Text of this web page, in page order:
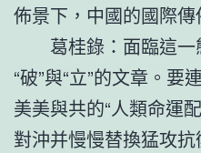
佈景下，中國的國際
葛桂錄：面臨這
“破”與“立”的文章。要
美美與共的“人類命運
對沖并慢慢替換猛攻